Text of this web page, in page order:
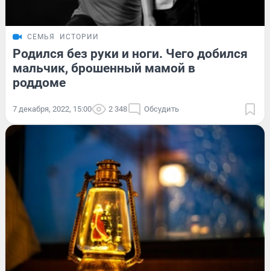
СЕМЬЯ ИСТОРИИ
Родился без руки и ноги. Чего добился
мальчик, брошенный мамой в
роддоме
7 декабря, 2022, 15:00 2 348 Обсудить